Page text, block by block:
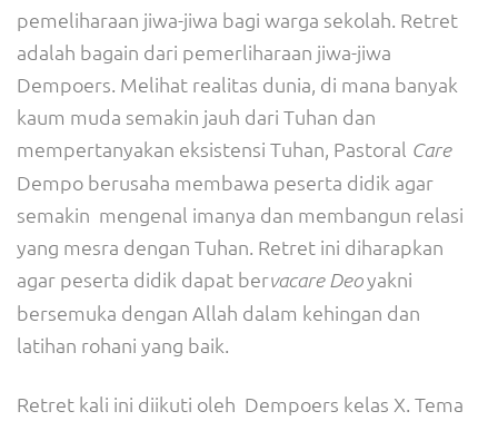
pemeliharaan jiwa-jiwa bagi warga sekolah. Retret
adalah bagain dari pemerliharaan jiwa-jiwa
Dempoers. Melihat realitas dunia, di mana banyak
kaum muda semakin jauh dari Tuhan dan
mempertanyakan eksistensi Tuhan, Pastoral Care
Dempo berusaha membawa peserta didik agar
semakin mengenal imanya dan membangun relasi
yang mesra dengan Tuhan. Retret ini diharapkan
agar peserta didik dapat bervacare Deoyakni
bersemuka dengan Allah dalam kehingan dan
latihan rohani yang baik.
Retret kali ini diikuti oleh Dempoers kelas X. Tema